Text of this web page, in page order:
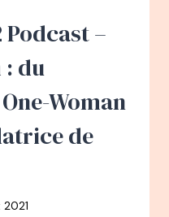
–
: du
Woman
de
2021